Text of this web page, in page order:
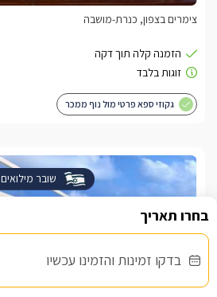
בדקו זמינות והזמינו עכשיו
צימרים בצפון, כנרת-מושבה
גקוזי ספא פרטי מול נוף ממכר
שובר מילואים